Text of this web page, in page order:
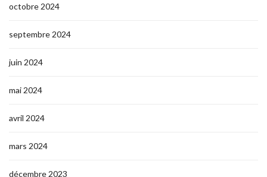
octobre 2024
septembre 2024
juin 2024
mai 2024
avril 2024
mars 2024
décembre 2023